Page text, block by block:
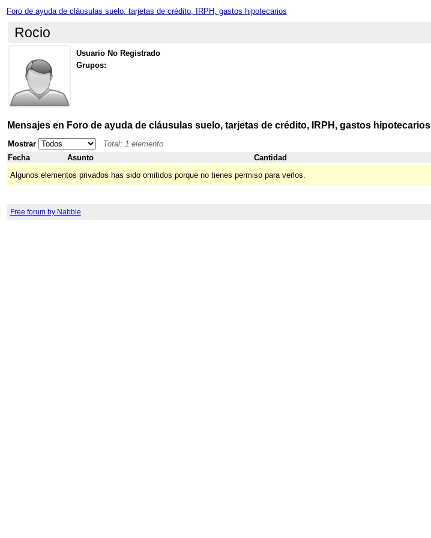
Foro de ayuda de cláusulas suelo, tarjetas de crédito, IRPH, gastos hipotecarios
Rocio
Usuario No Registrado
Grupos:
Mensajes en Foro de ayuda de cláusulas suelo, tarjetas de crédito, IRPH, gastos hipotecarios
Mostrar
Total: 1 elemento
Fecha
Asunto Cantidad
Algunos elementos privados has sido omitidos porque no tienes permiso para verlos.
Free forum by Nabble